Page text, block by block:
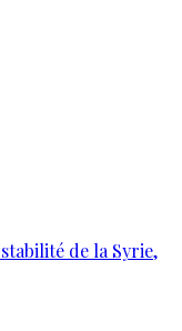
de la Syrie,